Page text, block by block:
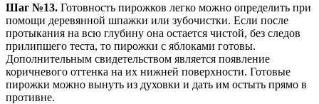
Шаг №13. Готовность пирожков легко можно определить при
помощи деревянной шпажки или зубочистки. Если после
протыкания на всю глубину она остается чистой, без следов
прилипшего теста, то пирожки с яблоками готовы.
Дополнительным свидетельством является появление
коричневого оттенка на их нижней поверхности. Готовые
пирожки можно вынуть из духовки и дать им остыть прямо в
противне.